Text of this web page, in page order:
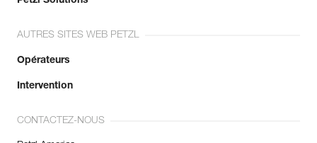
AUTRES SITES WEB PETZL
Opérateurs
Intervention
CONTACTEZ-NOUS